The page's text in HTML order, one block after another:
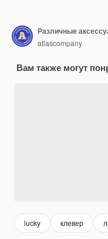
atlascompany
Вам также могут
lucky клевер